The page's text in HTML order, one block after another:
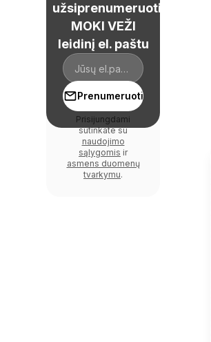
užsiprenumeruoti
MOKI VEŽI
leidinį el. paštu
Prenumeruoti
Prisijungdami
sutinkate su
naudojimo
sąlygomis ir
asmens duomenų
tvarkymu.